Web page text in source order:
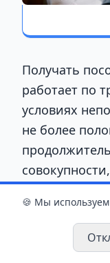
Получать
работает по
условиях
не более
совокупности,
Право на
🍪 Мы